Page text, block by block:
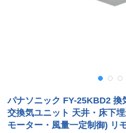
パナソニック FY-25KBD2 換
交換気ユニット 天井・床下
モーター・風量一定制御) リ